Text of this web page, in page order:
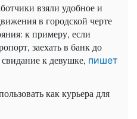
взяли удобное и
в городской черте
к примеру, если
заехать в банк до
к девушке, пишет
как курьера для